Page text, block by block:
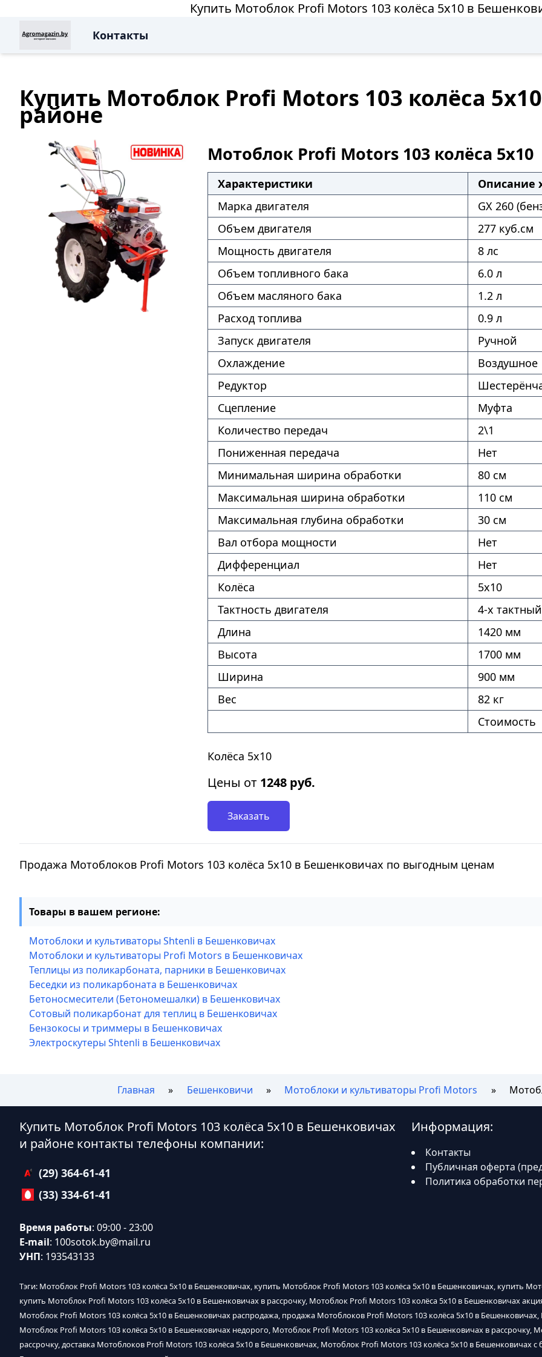
Купить Мотоблок Profi Motors 103 колёса 5х10 в
Контакты
Купить Мотоблок Profi Motors 103 колёса
районе
Мотоблок Profi Motors 103 колёса 5х10
Характеристики
Описание
Марка двигателя
GX 260
Объем двигателя
277 куб.см
Мощность двигателя
8 лс
Объем топливного бака
6.0 л
Объем масляного бака
1.2 л
Расход топлива
0.9 л
Запуск двигателя
Ручной
Охлаждение
Воздушное
Редуктор
Сцепление
Муфта
Количество передач
2\1
Пониженная передача
Нет
Минимальная ширина обработки
80 см
Максимальная ширина обработки
110 см
Максимальная глубина обработки
30 см
Вал отбора мощности
Нет
Дифференциал
Нет
Колёса
5х10
Тактность двигателя
4-х тактный
Длина
1420 мм
Высота
1700 мм
Ширина
900 мм
Вес
82 кг
Стоимость
Колёса 5х10
Цены от 1248 руб.
Заказать
Продажа Мотоблоков Profi Motors 103 колёса 5х10 в Бешенковичах по выгодным ценам
Товары в вашем регионе:
Мотоблоки и культиваторы Shtenli в Бешенковичах
Мотоблоки и культиваторы Profi Motors в Бешенковичах
Теплицы из поликарбоната, парники в Бешенковичах
Беседки из поликарбоната в Бешенковичах
Бетоносмесители (Бетономешалки) в Бешенковичах
Сотовый поликарбонат для теплиц в Бешенковичах
Бензокосы и триммеры в Бешенковичах
Электроскутеры Shtenli в Бешенковичах
Главная Бешенковичи Мотоблоки и культиваторы Profi Motors
Купить Мотоблок Profi Motors 103 колёса 5х10 в Бешенковичах
и районе контакты телефоны компании:
(29) 364-61-41
(33) 334-61-41
Время работы: 09:00 - 23:00
E-mail: 100sotok.by@mail.ru
УНП: 193543133
Информация:
Контакты
Публичная оферта
Политика обработки
Тэги: Мотоблок Profi Motors 103 колёса 5х10 в Бешенковичах, купить Мотоблок Profi Motors 103 колёса 5х10 в Бешенковичах, купить
купить Мотоблок Profi Motors 103 колёса 5х10 в Бешенковичах в рассрочку, Мотоблок Profi Motors 103 колёса 5х10 в Бешенковичах
Мотоблок Profi Motors 103 колёса 5х10 в Бешенковичах распродажа, продажа Мотоблоков Profi Motors 103 колёса 5х10 в
Мотоблок Profi Motors 103 колёса 5х10 в Бешенковичах недорого, Мотоблок Profi Motors 103 колёса 5х10 в Бешенковичах в рассрочку,
рассрочку, доставка Мотоблоков Profi Motors 103 колёса 5х10 в Бешенковичах, Мотоблок Profi Motors 103 колёса 5х10 в Бешенковичах